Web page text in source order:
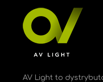
AV Light to